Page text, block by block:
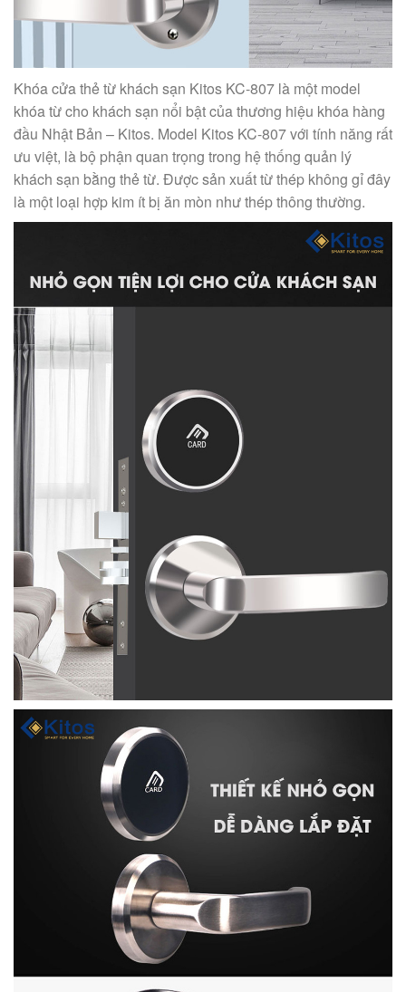
Khóa cửa thẻ từ khách sạn Kitos KC-807 là một model
khóa từ cho khách sạn nổi bật của thương hiệu khóa hàng
đầu Nhật Bản – Kitos. Model Kitos KC-807 với tính năng rất
ưu việt, là bộ phận quan trọng trong hệ thống quản lý
khách sạn bằng thẻ từ. Được sản xuất từ thép không gỉ đây
là một loại hợp kim ít bị ăn mòn như thép thông thường.